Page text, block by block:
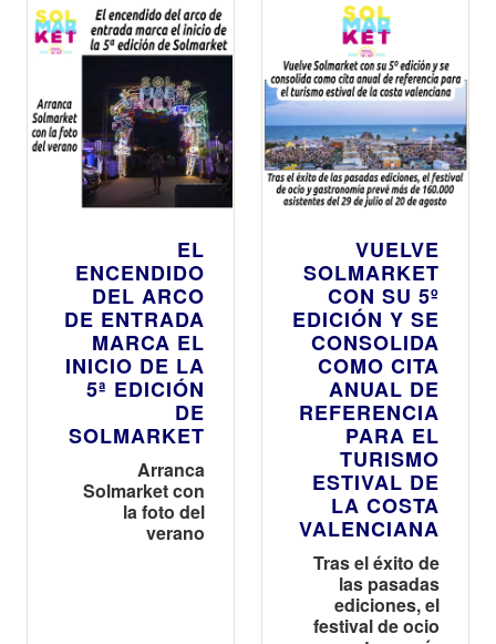
EL
ENCENDIDO
DEL ARCO
DE ENTRADA
MARCA EL
INICIO DE LA
5ª EDICIÓN
DE
SOLMARKET
Arranca
Solmarket con
la foto del
verano
VUELVE
SOLMARKET
CON SU 5º
EDICIÓN Y SE
CONSOLIDA
COMO CITA
ANUAL DE
REFERENCIA
PARA EL
TURISMO
ESTIVAL DE
LA COSTA
VALENCIANA
Tras el éxito de
las pasadas
ediciones, el
festival de ocio